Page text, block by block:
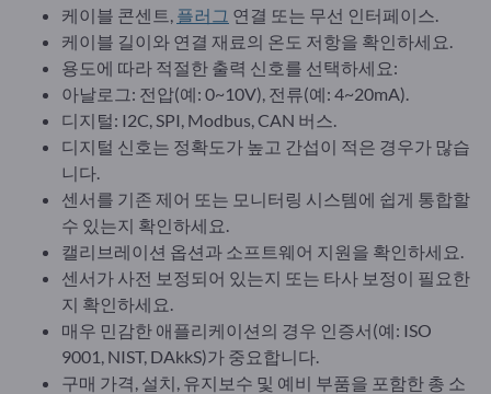
케이블 콘센트, 플러그 연결 또는 무선 인터페이스.
케이블 길이와 연결 재료의 온도 저항을 확인하세요.
용도에 따라 적절한 출력 신호를 선택하세요:
아날로그: 전압(예: 0~10V), 전류(예: 4~20mA).
디지털: I2C, SPI, Modbus, CAN 버스.
디지털 신호는 정확도가 높고 간섭이 적은 경우가 많습
니다.
센서를 기존 제어 또는 모니터링 시스템에 쉽게 통합할
수 있는지 확인하세요.
캘리브레이션 옵션과 소프트웨어 지원을 확인하세요.
센서가 사전 보정되어 있는지 또는 타사 보정이 필요한
지 확인하세요.
매우 민감한 애플리케이션의 경우 인증서(예: ISO
9001, NIST, DAkkS)가 중요합니다.
구매 가격, 설치, 유지보수 및 예비 부품을 포함한 총 소